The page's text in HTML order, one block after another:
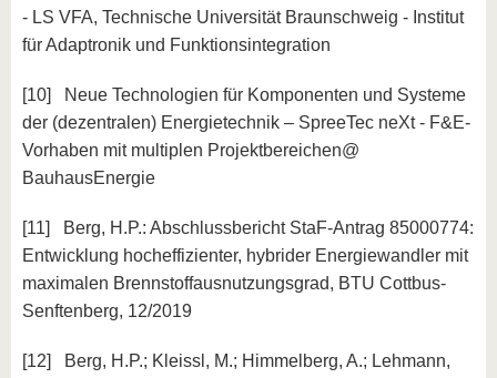
- LS VFA, Technische Universität Braunschweig - Institut
für Adaptronik und Funktionsintegration
[10] Neue Technologien für Komponenten und Systeme
der (dezentralen) Energietechnik – SpreeTec neXt - F&E-
Vorhaben mit multiplen Projektbereichen@
BauhausEnergie
[11] Berg, H.P.: Abschlussbericht StaF-Antrag 85000774:
Entwicklung hocheffizienter, hybrider Energiewandler mit
maximalen Brennstoffausnutzungsgrad, BTU Cottbus-
Senftenberg, 12/2019
[12] Berg, H.P.; Kleissl, M.; Himmelberg, A.; Lehmann,